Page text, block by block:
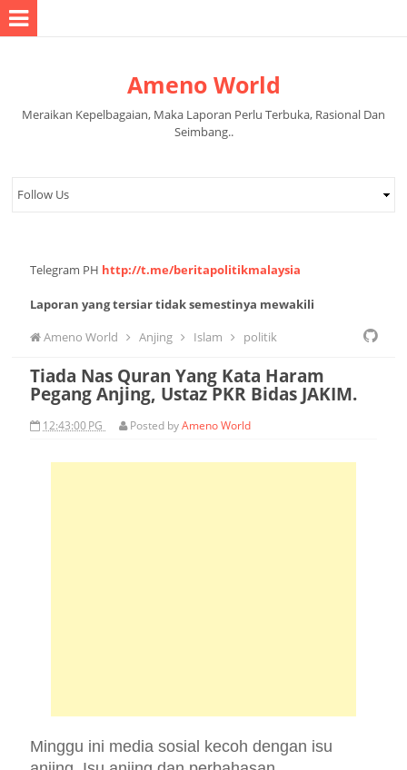
Ameno World
Meraikan Kepelbagaian, Maka Laporan Perlu Terbuka, Rasional Dan
Seimbang..
Telegram PH http://t.me/beritapolitikmalaysia
Laporan yang tersiar tidak semestinya mewakili
Ameno World
Anjing Islam politik
Tiada Nas Quran Yang Kata Haram
Pegang Anjing, Ustaz PKR Bidas JAKIM.
12:43:00 PG Posted byAmeno World
Minggu ini media sosial kecoh dengan isu